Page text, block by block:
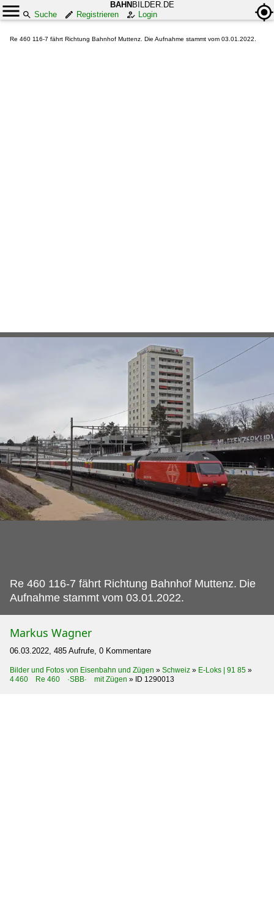
BAHN BILDER.DE
Suche
Registrieren Login
Re 460 116-7 fährt Richtung Bahnhof Muttenz. Die Aufnahme stammt vom 03.01.2022.
Re 460 116-7 fährt Richtung Bahnhof Muttenz. Die
Aufnahme stammt vom 03.01.2022.
Markus Wagner
06.03.2022, 485 Aufrufe, 0 Kommentare
Bilder und Fotos von Eisenbahn und Zügen » Schweiz » E-Loks | 91 85 »
4 460 Re 460 ·SBB· mit Zügen » ID 1290013